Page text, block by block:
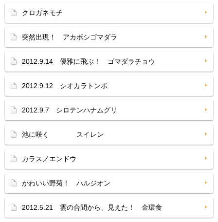
クロガネモチ
突然出現！ アカボシゴマダラ
2012.9.14 優雅に飛ぶ！ ゴマダラチョウ
2012.9.12 シオカラトンボ
2012.9.7 シロテンハナムグリ
池に咲く スイレン
カラスノエンドウ
かわいい野菊！ ハルジオン
2012.5.21 雲の合間から、見えた！ 金環食